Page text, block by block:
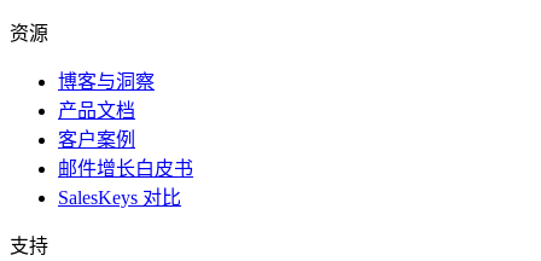
资源
博客与洞察
产品文档
客户案例
邮件增长白皮书
SalesKeys 对比
支持